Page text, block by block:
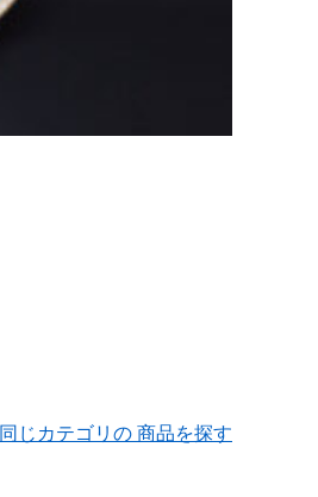
同じカテゴリの 商品を探す